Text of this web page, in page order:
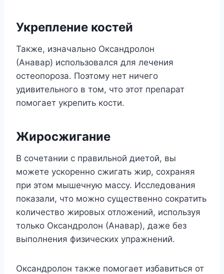
Укрепление костей
Также, изначально Оксандролон
(Анавар) использовался для лечения
остеопороза. Поэтому нет ничего
удивительного в том, что этот препарат
помогает укрепить кости.
Жиросжигание
В сочетании с правильной диетой, вы
можете ускоренно сжигать жир, сохраняя
при этом мышечную массу. Исследования
показали, что можно существенно сократить
количество жировых отложений, используя
только Оксандролон (Анавар), даже без
выполнения физических упражнений.
Оксандролон также помогает избавиться от